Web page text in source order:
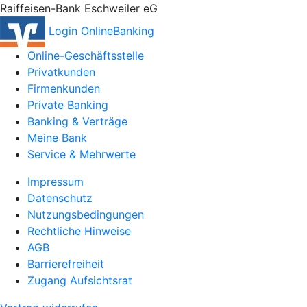
Raiffeisen-Bank Eschweiler eG
Login OnlineBanking
Online-Geschäftsstelle
Privatkunden
Firmenkunden
Private Banking
Banking & Verträge
Meine Bank
Service & Mehrwerte
Impressum
Datenschutz
Nutzungsbedingungen
Rechtliche Hinweise
AGB
Barrierefreiheit
Zugang Aufsichtsrat